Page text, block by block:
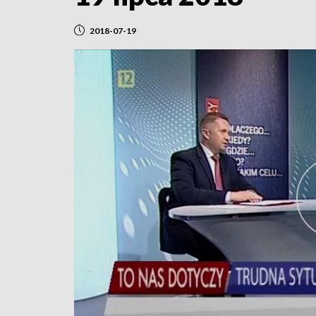
2018-07-19